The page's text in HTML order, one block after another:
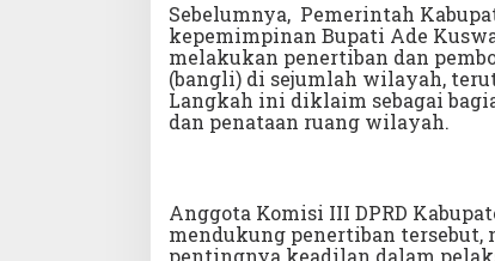
Sebelumnya, Pemerintah
kepemimpinan Bupati Ade
melakukan penertiban dan
(bangli) di sejumlah wilayah,
Langkah ini diklaim sebagai
dan penataan ruang wilayah.
Anggota Komisi III DPRD
mendukung penertiban
pentingnya keadilan dalam